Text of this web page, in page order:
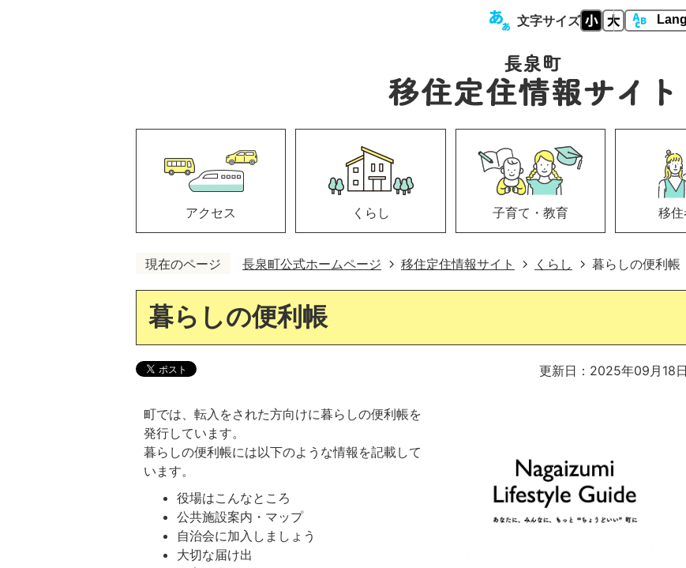
文字サイズ
アクセス くらし 子育て・教育 移
現在のページ 長泉町公式ホームページ 移住定住情報サイト くらし 暮らしの便利帳
暮らしの便利帳
更新日：2025年09月18日
町では、転入をされた方向けに暮らしの便利帳を
発行しています。
暮らしの便利帳には以下のような情報を記載して
います。
役場はこんなところ
公共施設案内・マップ
自治会に加入しましょう
大切な届け出